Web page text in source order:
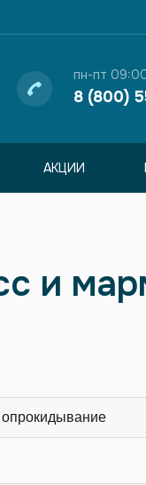
8 (800)
пн-пт
АКЦИИ
и